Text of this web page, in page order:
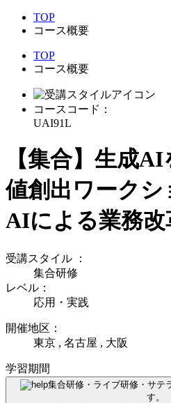
TOP
コース概要
TOP
コース概要
コースコード：
UAI91L
【集合】生成
値創出ワーク
AIによる業務改
受講スタイル ：
集合研修
レベル：
応用・実践
開催地区：
東京 , 名古屋 , 大阪
学習期間
集合研修・ライブ研修・サテ
す。